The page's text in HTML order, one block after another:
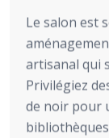
Le salon est
artisanal qui
Privilégiez
de noir pour